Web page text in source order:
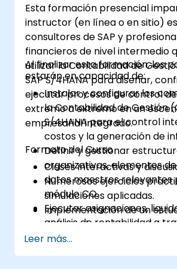
Esta formación presencial
instructor (en línea o en sitio)
consultores de SAP y
financieros de nivel intermedio
utilizar la Contabilidad de
SAP S/4HANA para diseñar,
ejecutar procesos de control
extremo a extremo en un
empresarial integrado.
Al finalizar esta formación, los
estarán en capacidad de:
Instalar y configurar los
la Contabilidad de Gestión
S/4HANA para el control
costos y la generación de
Definir y gestionar
organizativas, elementos
datos maestros relevantes
módulo CO.
Ejecutar asignaciones,
análisis de rentabilidad a
módulos integrados (FI, PP,
Formato del Curso
Clases interactivas y
Numerosos ejercicios
simulaciones aplicadas.
Implementación de un
del mundo real en un
formación SAP en vivo
pruebas o sandbox).
Leer más...